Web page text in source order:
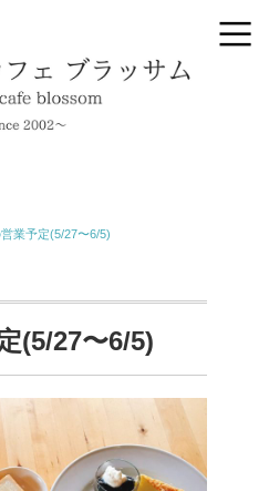
業予定(5/27〜6/5)
(5/27〜6/5)